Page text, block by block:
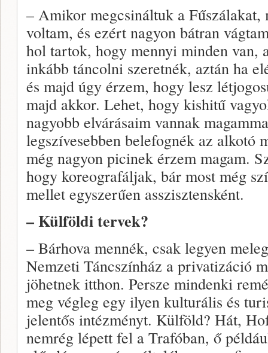
– Amikor megcsináltuk a Fűszálakat,
voltam, és ezért nagyon bátran
hol tartok, hogy mennyi minden van,
inkább táncolni szeretnék, aztán ha
és majd úgy érzem, hogy lesz
majd akkor. Lehet, hogy kishitű
nagyobb elvárásaim vannak
legszívesebben belefognék az alkotó
még nagyon picinek érzem magam.
hogy koreografáljak, bár most még
mellet egyszerűen asszisztensként.
– Külföldi tervek?
– Bárhova mennék, csak legyen
Nemzeti Táncszínház a privatizáció
jöhetnek itthon. Persze mindenki
meg végleg egy ilyen kulturális és
jelentős intézményt. Külföld? Hát,
nemrég lépett fel a Trafóban, ő